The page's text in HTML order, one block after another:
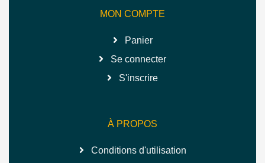
MON COMPTE
Panier
Se connecter
S'inscrire
À PROPOS
Conditions d'utilisation